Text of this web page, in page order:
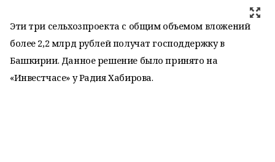
Эти три сельхозпроекта с общим объемом вложений
более 2,2 млрд рублей получат господдержку в
Башкирии. Данное решение было принято на
«Инвестчасе» у Радия Хабирова.